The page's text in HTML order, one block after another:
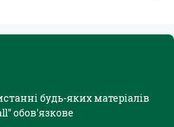
будь-яких матеріалів
обов'язкове